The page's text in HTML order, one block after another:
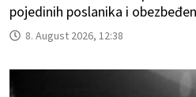
pojedinih poslanika i
8. August 2026, 12:38